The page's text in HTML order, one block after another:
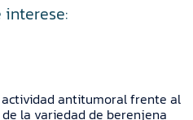
actividad antitumoral frente al
la variedad de berenjena